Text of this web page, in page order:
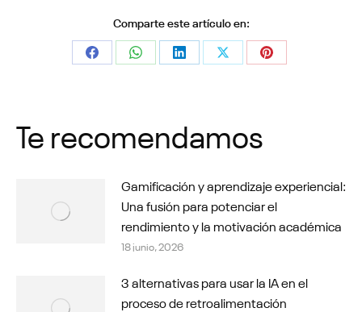
Comparte este artículo en:
Share Share Share Share Share
Te recomendamos
Gamificación y aprendizaje experiencial:
Una fusión para potenciar el
rendimiento y la motivación académica
18 junio, 2026
3 alternativas para usar la IA en el
proceso de retroalimentación